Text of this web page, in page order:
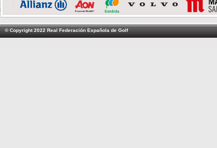
© Copyright 2022 Real Federación Española de Golf